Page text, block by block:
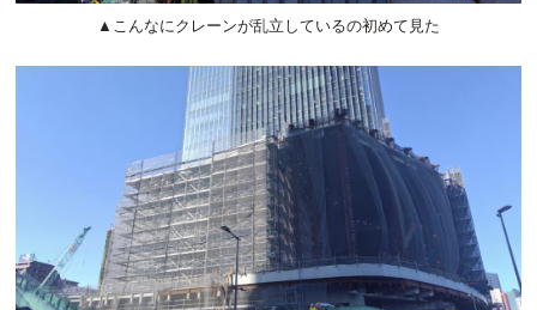
▲こんなにクレーンが乱立しているの初めて見た